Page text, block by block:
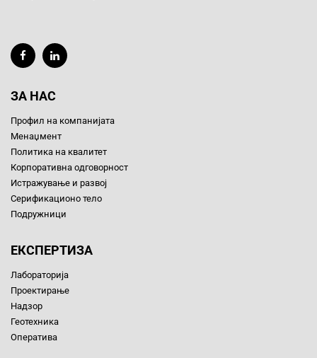
ЗА НАС
Профил на компанијата
Менаџмент
Политика на квалитет
Корпоративна одговорност
Истражување и развој
Серификационо тело
Подружници
ЕКСПЕРТИЗА
Лабораторија
Проектирање
Надзор
Геотехника
Оператива